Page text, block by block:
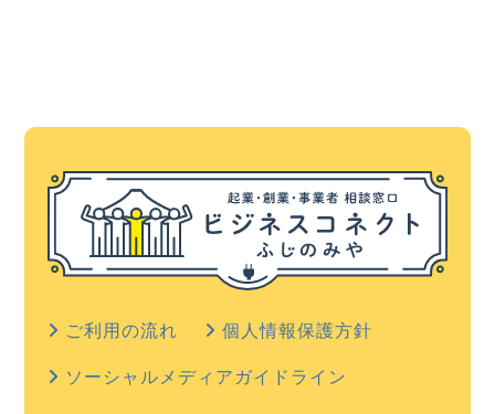
ご利用の流れ
個人情報保護方針
ソーシャルメディアガイドライン